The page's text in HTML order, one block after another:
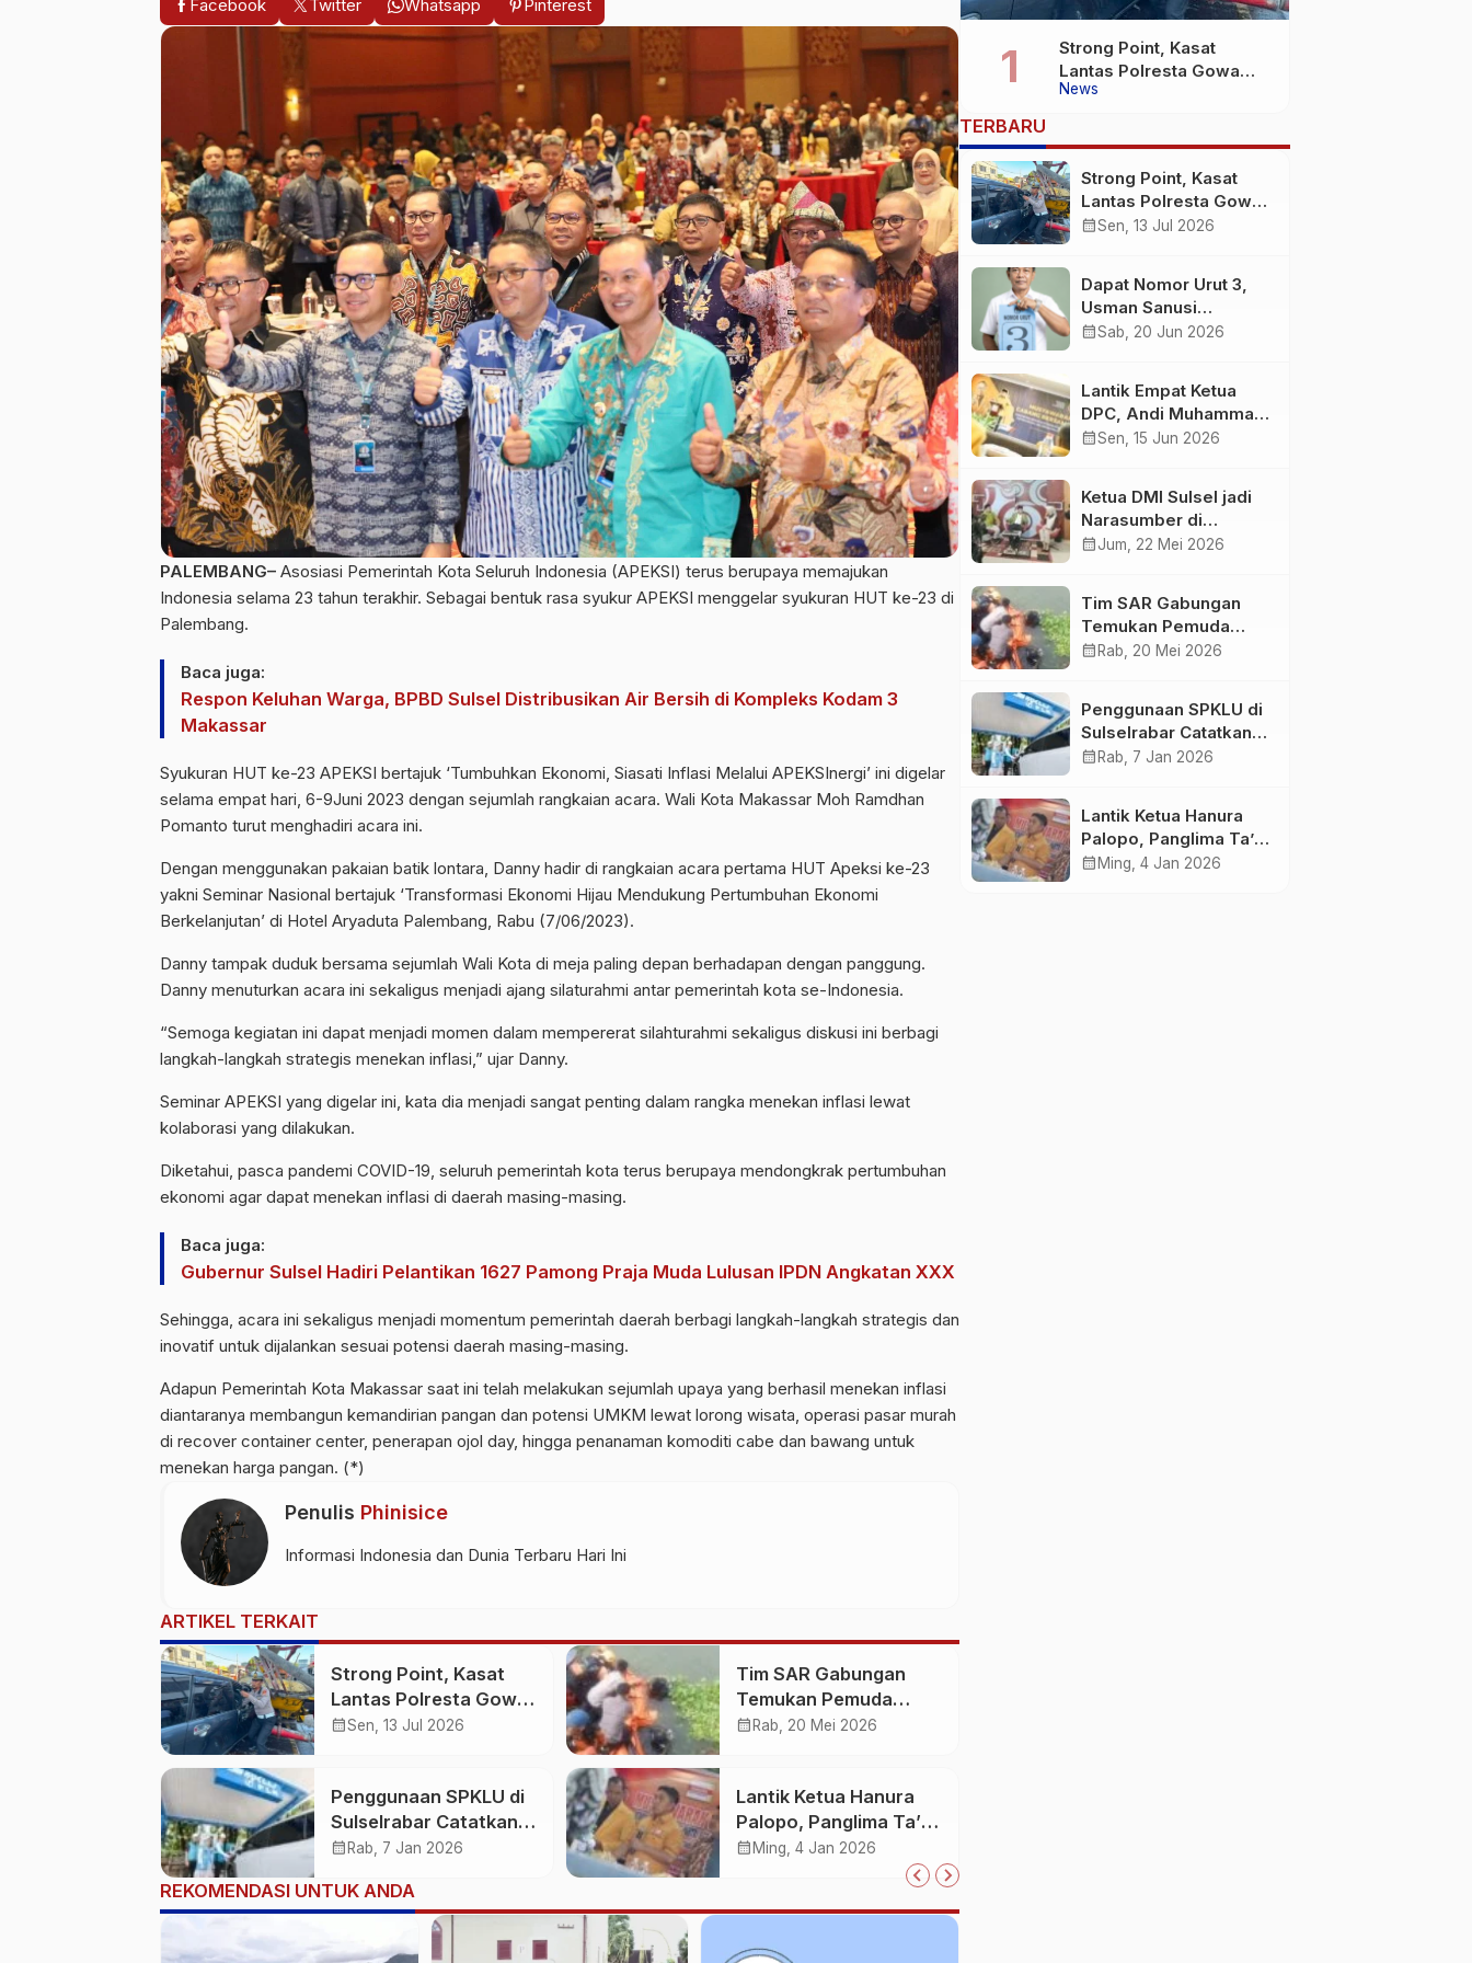
Facebook
Twitter Whatsapp Pinterest
PALEMBANG– Asosiasi Pemerintah Kota Seluruh Indonesia (APEKSI) terus berupaya memajukan
Indonesia selama 23 tahun terakhir. Sebagai bentuk rasa syukur APEKSI menggelar syukuran HUT ke-23 di
Palembang.
Baca juga:
Respon Keluhan Warga, BPBD Sulsel Distribusikan Air Bersih di Kompleks Kodam 3
Makassar
Syukuran HUT ke-23 APEKSI bertajuk ‘Tumbuhkan Ekonomi, Siasati Inflasi Melalui APEKSInergi’ ini digelar
selama empat hari, 6-9Juni 2023 dengan sejumlah rangkaian acara. Wali Kota Makassar Moh Ramdhan
Pomanto turut menghadiri acara ini.
Dengan menggunakan pakaian batik lontara, Danny hadir di rangkaian acara pertama HUT Apeksi ke-23
yakni Seminar Nasional bertajuk ‘Transformasi Ekonomi Hijau Mendukung Pertumbuhan Ekonomi
Berkelanjutan’ di Hotel Aryaduta Palembang, Rabu (7/06/2023).
Danny tampak duduk bersama sejumlah Wali Kota di meja paling depan berhadapan dengan panggung.
Danny menuturkan acara ini sekaligus menjadi ajang silaturahmi antar pemerintah kota se-Indonesia.
“Semoga kegiatan ini dapat menjadi momen dalam mempererat silahturahmi sekaligus diskusi ini berbagi
langkah-langkah strategis menekan inflasi,” ujar Danny.
Seminar APEKSI yang digelar ini, kata dia menjadi sangat penting dalam rangka menekan inflasi lewat
kolaborasi yang dilakukan.
Diketahui, pasca pandemi COVID-19, seluruh pemerintah kota terus berupaya mendongkrak pertumbuhan
ekonomi agar dapat menekan inflasi di daerah masing-masing.
Baca juga:
Gubernur Sulsel Hadiri Pelantikan 1627 Pamong Praja Muda Lulusan IPDN Angkatan XXX
Sehingga, acara ini sekaligus menjadi momentum pemerintah daerah berbagi langkah-langkah strategis dan
inovatif untuk dijalankan sesuai potensi daerah masing-masing.
Adapun Pemerintah Kota Makassar saat ini telah melakukan sejumlah upaya yang berhasil menekan inflasi
diantaranya membangun kemandirian pangan dan potensi UMKM lewat lorong wisata, operasi pasar murah
di recover container center, penerapan ojol day, hingga penanaman komoditi cabe dan bawang untuk
menekan harga pangan. (*)
Penulis Phinisice
Informasi Indonesia dan Dunia Terbaru Hari Ini
ARTIKEL TERKAIT
Strong Point, Kasat
Lantas Polresta Gowa
Sigap Bantu Korban
calendar_monthSen, 13 Jul 2026
Tim SAR Gabungan
Temukan Pemuda
Loncat ke Sungai
calendar_month Rab, 20 Mei 2026
Penggunaan SPKLU di
Sulselrabar Catatkan
Kenaikan Tiga Kali
calendar_month Rab, 7 Jan 2026
Lantik Ketua Hanura
Palopo, Panglima Ta’ :
Jabatan adalah
calendar_month Ming, 4 Jan 2026
REKOMENDASI UNTUK ANDA
News
Strong Point, Kasat
Lantas Polresta Gowa
Sigap Bantu Korban
TERBARU
Strong Point, Kasat
Lantas Polresta Gowa
Sigap Bantu Korban
calendar_monthSen, 13 Jul 2026
Dapat Nomor Urut 3,
Usman Sanusi
Komitmen Jadikan
calendar_monthSab, 20 Jun 2026
Lantik Empat Ketua
DPC, Andi Muhammad
: Harus Bermental
calendar_monthSen, 15 Jun 2026
Ketua DMI Sulsel jadi
Narasumber di
Kompas Tv
calendar_monthJum, 22 Mei 2026
Tim SAR Gabungan
Temukan Pemuda
Loncat ke Sungai
calendar_month Rab, 20 Mei 2026
Penggunaan SPKLU di
Sulselrabar Catatkan
Kenaikan Tiga Kali
calendar_month Rab, 7 Jan 2026
Lantik Ketua Hanura
Palopo, Panglima Ta’ :
Jabatan adalah
calendar_month Ming, 4 Jan 2026